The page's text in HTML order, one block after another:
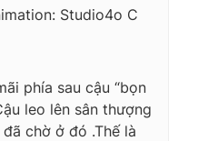
Studio4o C
phía sau cậu “bọn
leo lên sân thượng
chờ ở đó .Thế là